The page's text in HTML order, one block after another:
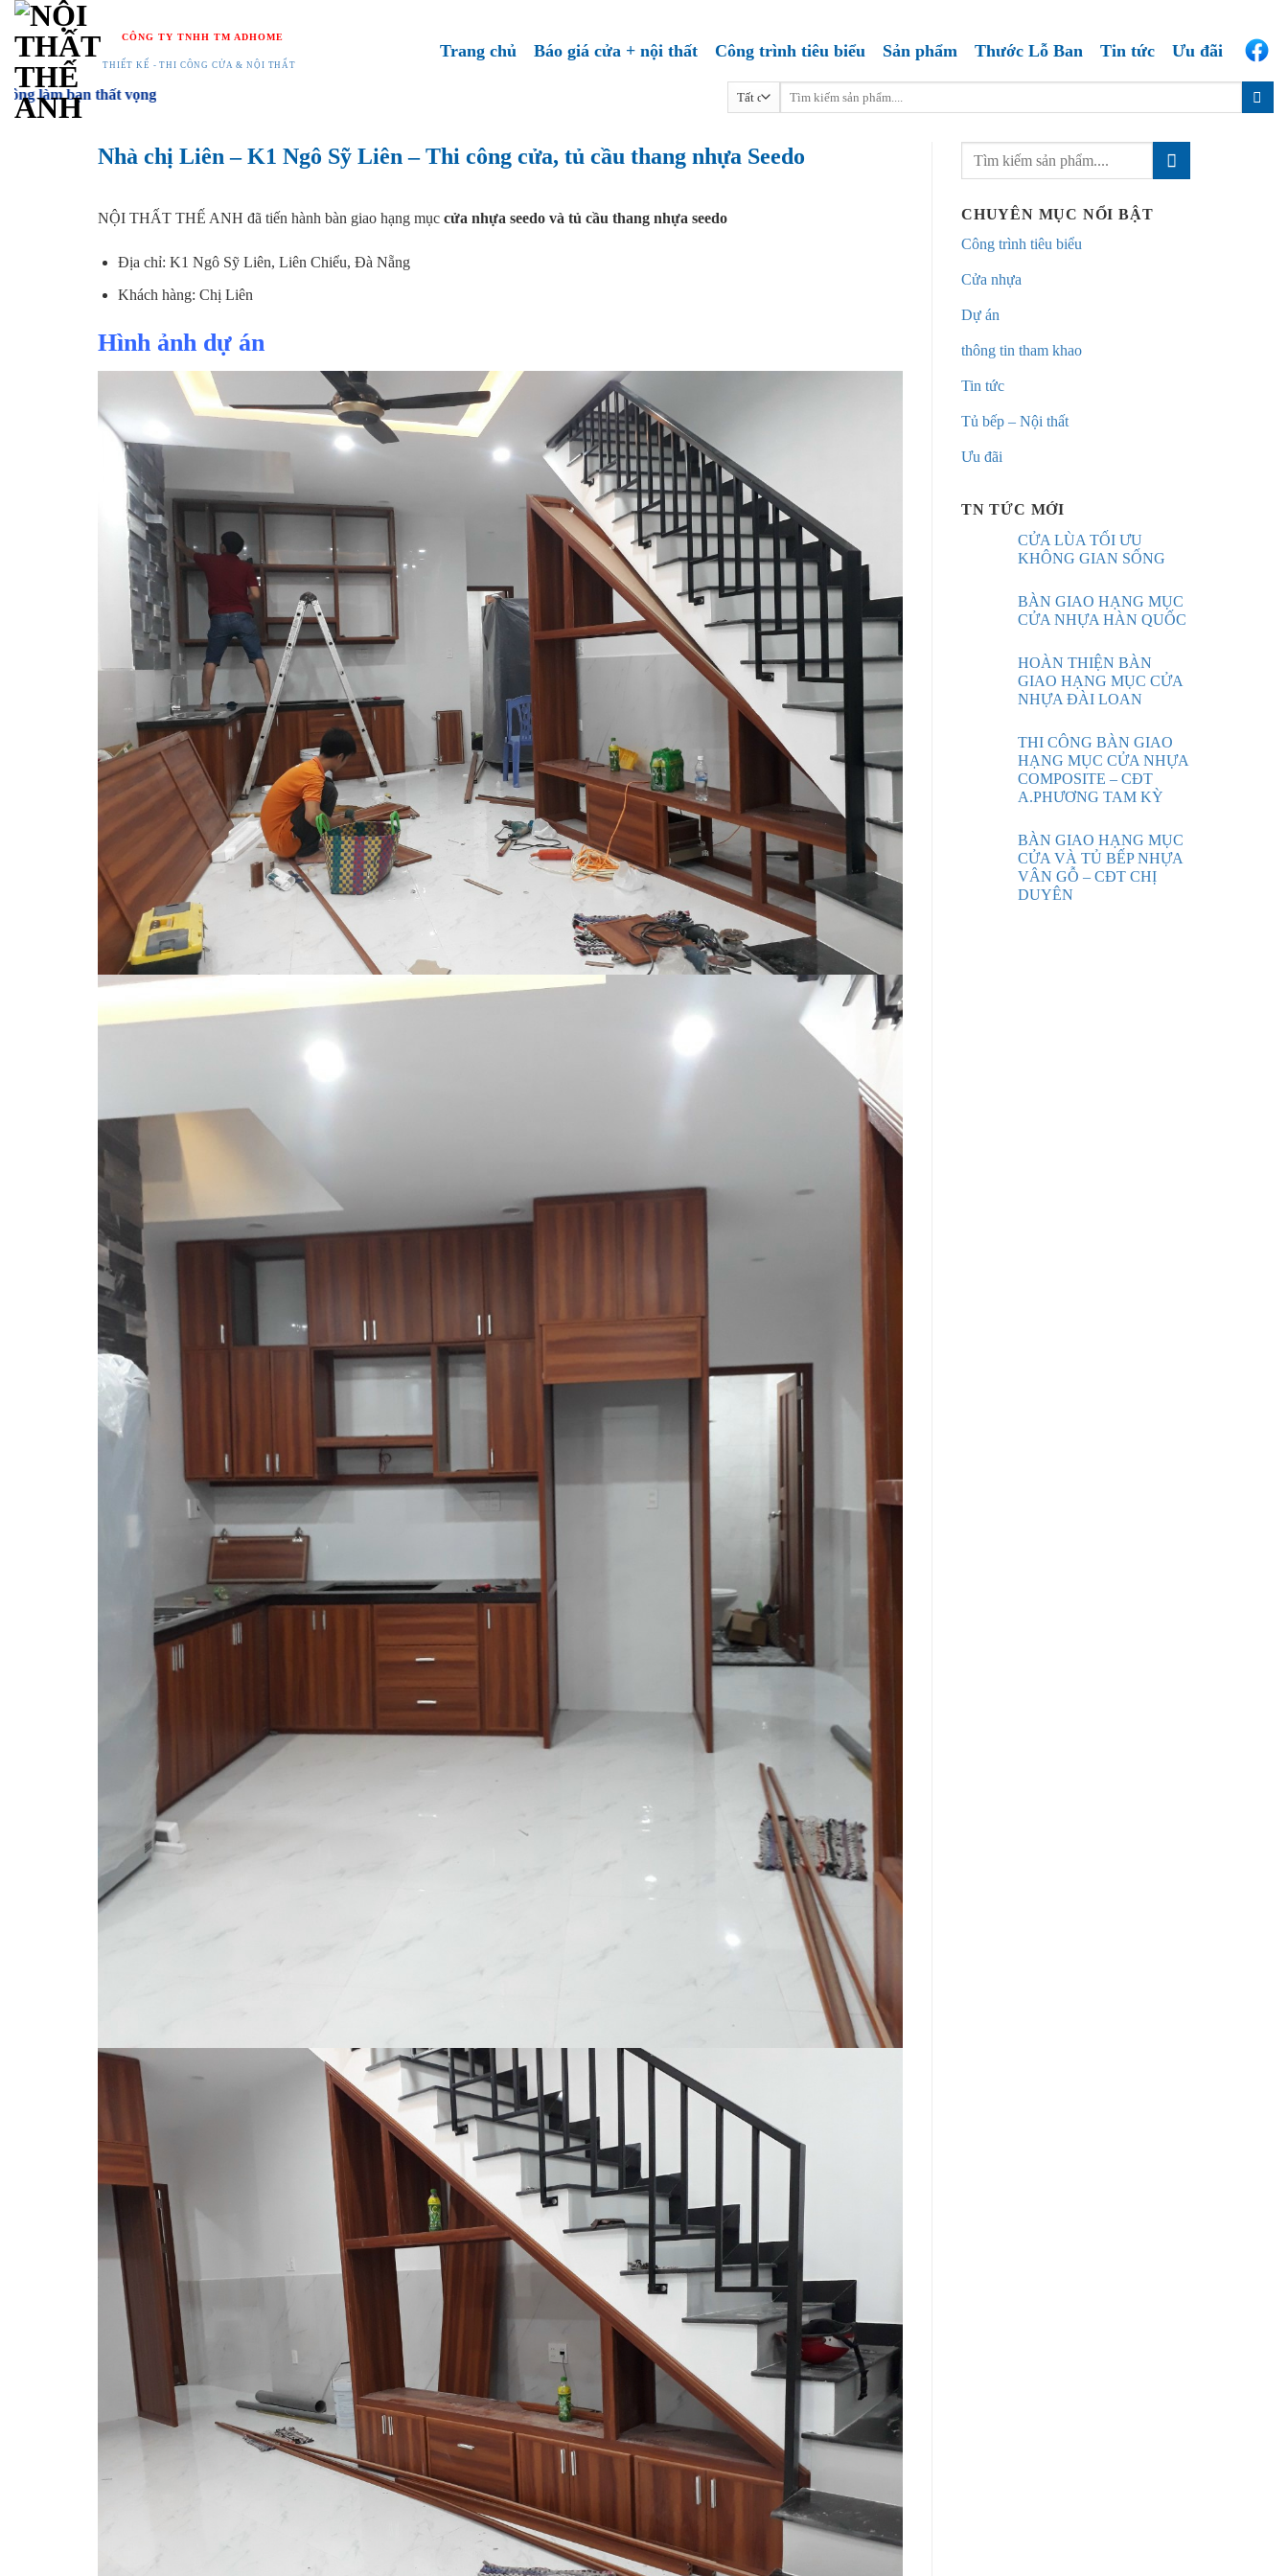
Chuyển
đến
dung
CÔNG TY TNHH TM ADHOME
THIẾT KẾ - THI CÔNG CỬA & NỘI THẤT
Trang chủ Báo giá cửa + nội thất Công trình tiêu biểu Sản phẩm Thước Lỗ Ban Tin tức Ưu đãi
vọng
Nhà chị Liên – K1 Ngô Sỹ Liên – Thi công cửa, tủ cầu thang nhựa Seedo
NỘI THẤT THẾ ANH đã tiến hành bàn giao hạng mục cửa nhựa seedo và tủ cầu thang nhựa seedo
Địa chỉ: K1 Ngô Sỹ Liên, Liên Chiểu, Đà Nẵng
Khách hàng: Chị Liên
Hình ảnh dự án
CHUYÊN MỤC NỔI BẬT
Công trình tiêu biểu
Cửa nhựa
Dự án
thông tin tham khao
Tin tức
Tủ bếp – Nội thất
Ưu đãi
TN TỨC MỚI
CỬA LÙA TỐI ƯU
KHÔNG GIAN SỐNG
BÀN GIAO HẠNG MỤC
CỬA NHỰA HÀN QUỐC
HOÀN THIỆN BÀN
GIAO HẠNG MỤC CỬA
NHỰA ĐÀI LOAN
THI CÔNG BÀN GIAO
HẠNG MỤC CỬA NHỰA
COMPOSITE – CĐT
A.PHƯƠNG TAM KỲ
BÀN GIAO HẠNG MỤC
CỬA VÀ TỦ BẾP NHỰA
VÂN GỖ – CĐT CHỊ
DUYÊN